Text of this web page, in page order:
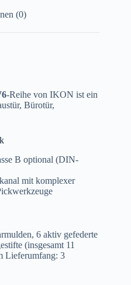
(0)
-Reihe von IKON ist ein
Bürotür,
B optional (DIN-
mit komplexer
6 aktiv gefederte
(insgesamt 11
Lieferumfang: 3